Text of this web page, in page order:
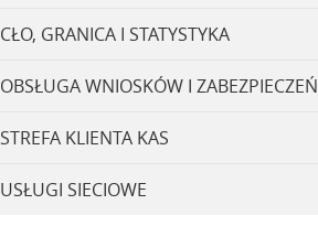
CŁO, GRANICA I STATYSTYKA
OBSŁUGA WNIOSKÓW I ZABEZPIECZEŃ
STREFA KLIENTA KAS
USŁUGI SIECIOWE